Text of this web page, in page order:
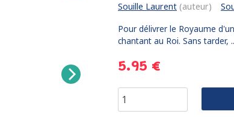
Souille Laurent (auteur)
Pour délivrer le Royaume
chantant au Roi. Sans tarder,
5.95 €